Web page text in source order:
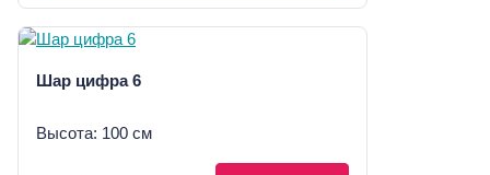
Шар цифра 6
Высота: 100 см